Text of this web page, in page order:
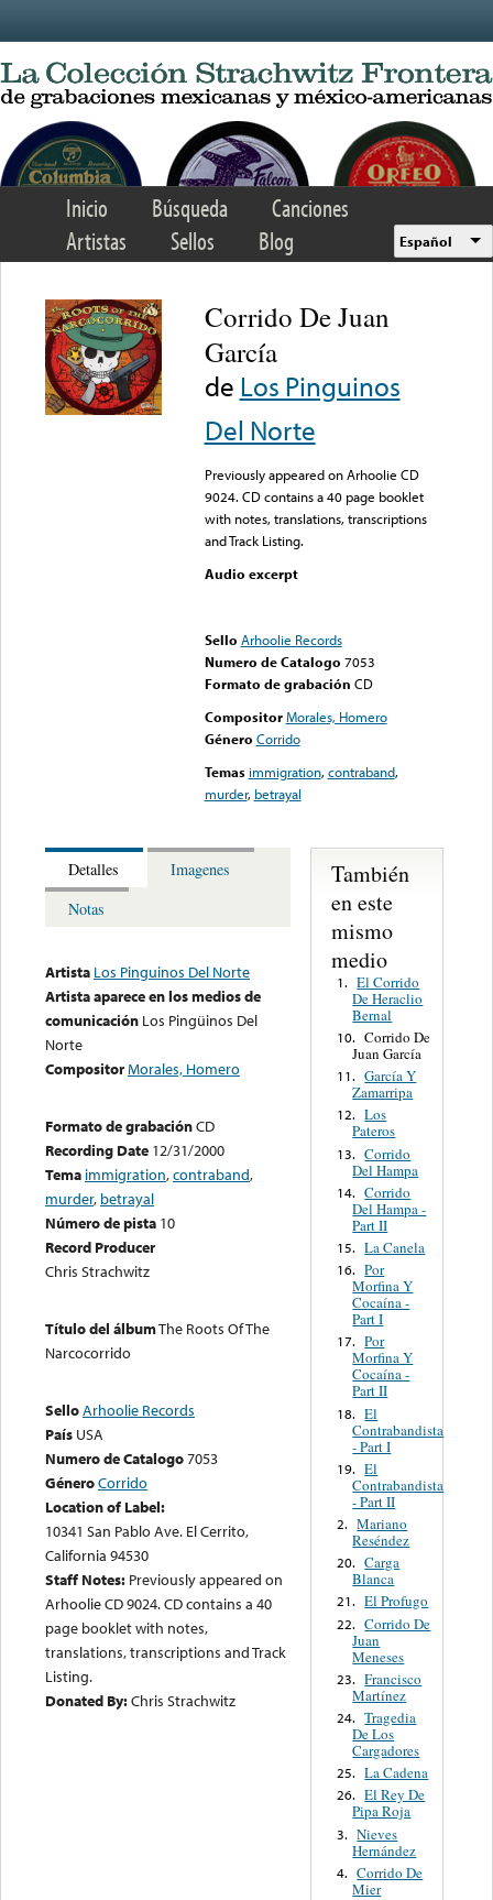
Inicio Búsqueda
Canciones
Artistas
Sellos Blog Español
Corrido De Juan
García
de Los Pinguinos
Del Norte
Previously appeared on Arhoolie CD
9024. CD contains a 40 page booklet
with notes, translations, transcriptions
and Track Listing.
Audio excerpt
Sello Arhoolie Records
Numero de Catalogo 7053
Formato de grabación CD
Compositor Morales, Homero
Género Corrido
Temas immigration,contraband,
murder, betrayal
Detalles
Imagenes
Notas
Artista Los Pinguinos Del Norte
Artista aparece en los medios de
comunicación Los Pingüinos Del
Norte
CompositorMorales, Homero
Formato de grabaciónCD
Recording Date 12/31/2000
Tema immigration,contraband,
murder, betrayal
Número de pista 10
Record Producer
Chris Strachwitz
Título del álbumThe Roots Of The
Narcocorrido
SelloArhoolie Records
País USA
Numero de Catalogo7053
GéneroCorrido
Location of Label:
10341 San Pablo Ave. El Cerrito,
California 94530
Staff Notes: Previously appeared on
Arhoolie CD 9024. CD contains a 40
page booklet with notes,
translations, transcriptions and Track
Listing.
Donated By:Chris Strachwitz
También
en este
mismo
medio
1. El Corrido
De Heraclio
Bernal
10. Corrido De
Juan García
11. García Y
Zamarripa
12. Los
Pateros
13. Corrido
Del Hampa
14. Corrido
Del Hampa -
Part II
15. La Canela
16. Por
Morfina Y
Cocaína -
Part I
17. Por
Morfina Y
Cocaína -
Part II
18. El
Contrabandista
- Part I
19. El
Contrabandista
- Part II
2. Mariano
Reséndez
20. Carga
Blanca
21. El Profugo
22. Corrido De
Juan
Meneses
23. Francisco
Martínez
24. Tragedia
De Los
Cargadores
25. La Cadena
26. El Rey De
Pipa Roja
3. Nieves
Hernández
4. Corrido De
Mier